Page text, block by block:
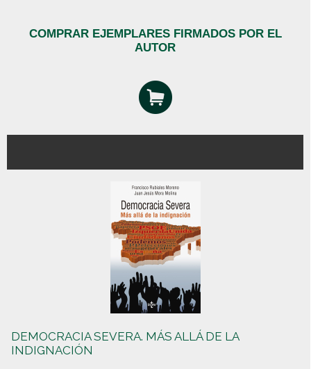
COMPRAR EJEMPLARES FIRMADOS POR EL
AUTOR
DEMOCRACIA SEVERA. MÁS ALLÁ DE LA
INDIGNACIÓN